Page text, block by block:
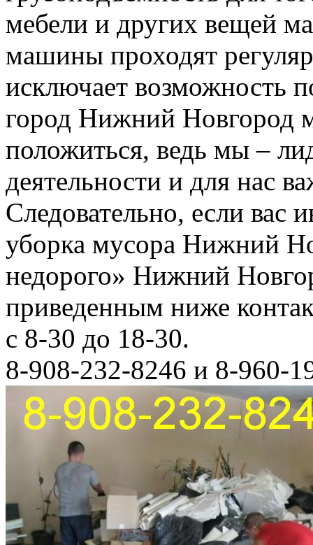
мебели и других вещей
машины проходят
исключает возможность
город Нижний Новгород
положиться, ведь мы –
деятельности и для нас
Следовательно, если вас
уборка мусора Нижний
недорого» Нижний
приведенным ниже
с 8-30 до 18-30.
8-908-232-8246 и 8-960-